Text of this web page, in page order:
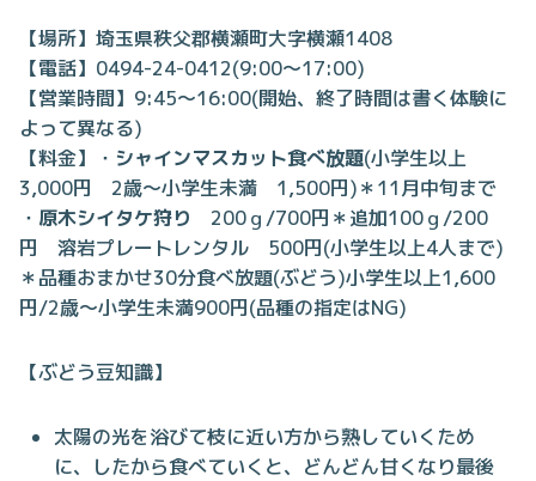
【場所】埼玉県秩父郡横瀬町大字横瀬1408
【電話】0494-24-0412(9:00～17:00)
【営業時間】9:45～16:00(開始、終了時間は書く体験に
よって異なる)
【料金】・ シャインマスカット食べ放題(小学生以上
3,000円 2歳～小学生未満 1,500円)＊11月中旬まで
・ 原木シイタケ狩り 200ｇ/700円＊追加100ｇ/200
円 溶岩プレートレンタル 500円(小学生以上4人まで)
＊品種おまかせ30分食べ放題(ぶどう)小学生以上1,600
円/2歳～小学生未満900円(品種の指定はNG)
【ぶどう豆知識】
太陽の光を浴びて枝に近い方から熟していくため
に、したから食べていくと、どんどん甘くなり最後